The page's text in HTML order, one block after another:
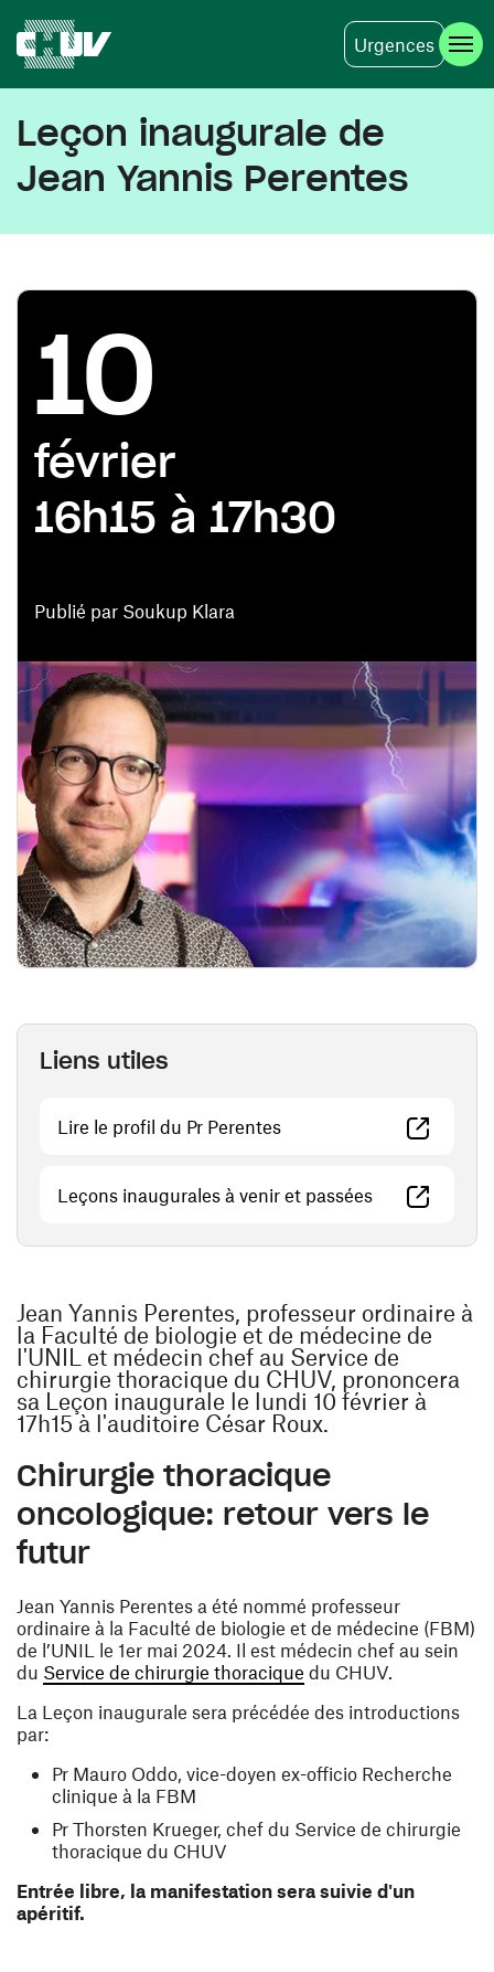
Urgences
Leçon inaugurale de
Jean Yannis Perentes
Publié par Soukup Klara
10
février
16h15 à 17h30
Liens utiles
Lire le profil du Pr Perentes(ouvre une nouvelle
Leçons inaugurales à venir et passées(ouvre une
Jean Yannis Perentes, professeur ordinaire à
la Faculté de biologie et de médecine de
l'UNIL et médecin chef au Service de
chirurgie thoracique du CHUV, prononcera
sa Leçon inaugurale le lundi 10 février à
17h15 à l'auditoire César Roux.
Chirurgie thoracique
oncologique: retour vers le
futur
Jean Yannis Perentes a été nommé professeur
ordinaire à la Faculté de biologie et de médecine (FBM)
de l’UNIL le 1er mai 2024. Il est médecin chef au sein
du Service de chirurgie thoracique (ouvre une nouvelle
du CHUV.
La Leçon inaugurale sera précédée des introductions
par:
Pr Mauro Oddo, vice-doyen ex-officio Recherche
clinique à la FBM
Pr Thorsten Krueger, chef du Service de chirurgie
thoracique du CHUV
Entrée libre, la manifestation sera suivie d'un
apéritif.